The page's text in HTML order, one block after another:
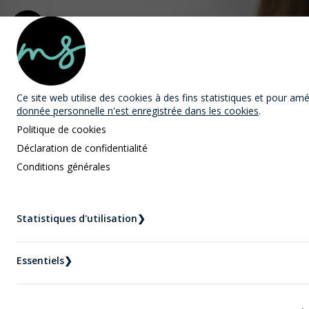
MAST Avocats
Ce site web utilise des cookies à des fins statistiques et pour
donnée personnelle n'est enregistrée dans les cookies.
Politique de cookies
Déclaration de confidentialité
Conditions générales
Statistiques d'utilisation❯
Essentiels❯